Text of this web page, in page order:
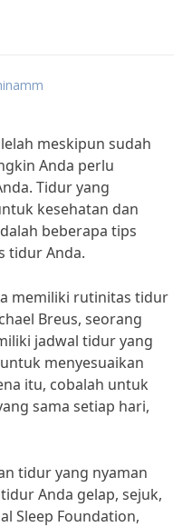
meskipun sudah
Anda perlu
Tidur yang
kesehatan dan
beberapa tips
tidur Anda.
memiliki rutinitas tidur
Breus, seorang
jadwal tidur yang
menyesuaikan
itu, cobalah untuk
sama setiap hari,
tidur yang nyaman
Anda gelap, sejuk,
Sleep Foundation,